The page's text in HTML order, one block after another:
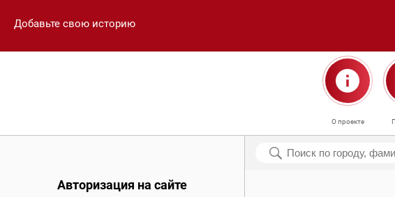
Добавьте свою историю
О проекте
Авторизация на сайте